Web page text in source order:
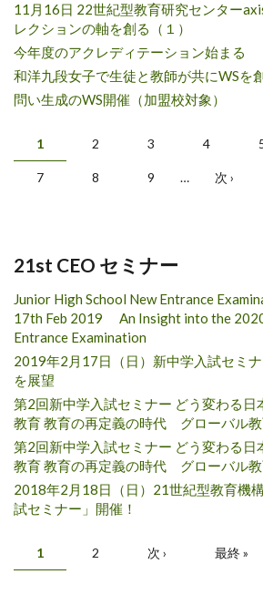
11月16日 22世紀型教育研究センター
レクションの軸を創る（１）
今年度のアクレディテーション始まる
和洋九段女子で生徒と教師が共にWSを
問い生成のWS開催（加盟校対象）
Pages
1 2 3 4
7 8 9 … 次 ›
21st CEO セミナー
Junior High School New Entrance
17th Feb 2019 An Insight into the
Entrance Examination
2019年2月17日（日）新中学入試セミ
を展望
第2回新中学入試セミナー どう変わる日
教育 教育の再定義の時代 グローバル教
第2回新中学入試セミナー どう変わる日
教育 教育の再定義の時代 グローバル教
2018年2月18日（日）21世紀型教育機
試セミナー」開催！
Pages
1 2 次 › 最終 »